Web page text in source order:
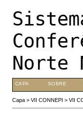
Norte
CAPA SOBRE
Capa> VII CONNEPI > VII